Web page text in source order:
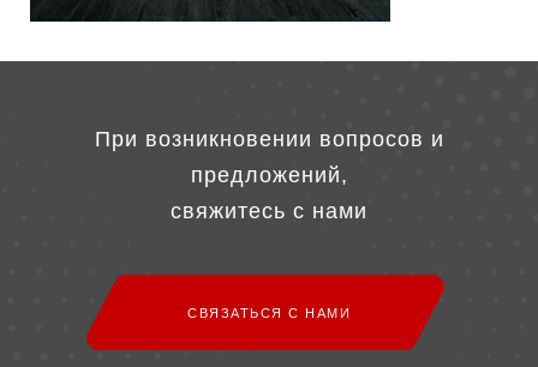
При возникновении вопросов и
предложений,
свяжитесь с нами
СВЯЗАТЬСЯ С НАМИ